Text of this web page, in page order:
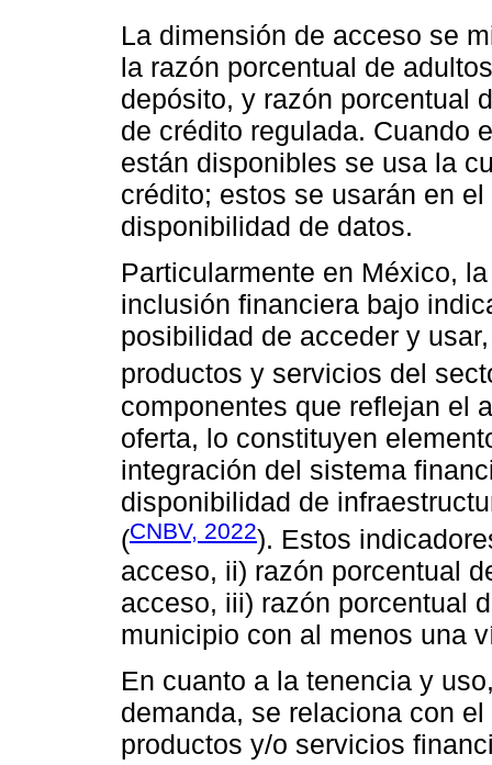
La dimensión de acceso se
la razón porcentual de
depósito, y razón porcentual
de crédito regulada. Cuando
están disponibles se usa la
crédito; estos se usarán en
disponibilidad de datos.
Particularmente en México,
inclusión financiera bajo
posibilidad de acceder y
productos y servicios del
componentes que reflejan el
oferta, lo constituyen
integración del sistema
disponibilidad de
(CNBV, 2022). Estos
acceso, ii) razón porcentual
acceso, iii) razón porcentual
municipio con al menos una
En cuanto a la tenencia y
demanda, se relaciona con
productos y/o servicios